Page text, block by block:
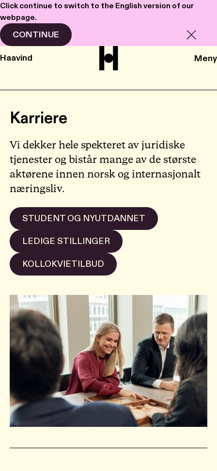
Click continue to switch to the English version of our
webpage.
CONTINUE
Haavind Meny
Karriere
Vi dekker hele spekteret av juridiske
tjenester og bistår mange av de største
aktørene innen norsk og internasjonalt
næringsliv.
STUDENT OG NYUTDANNET
LEDIGE STILLINGER
KOLLOKVIETILBUD